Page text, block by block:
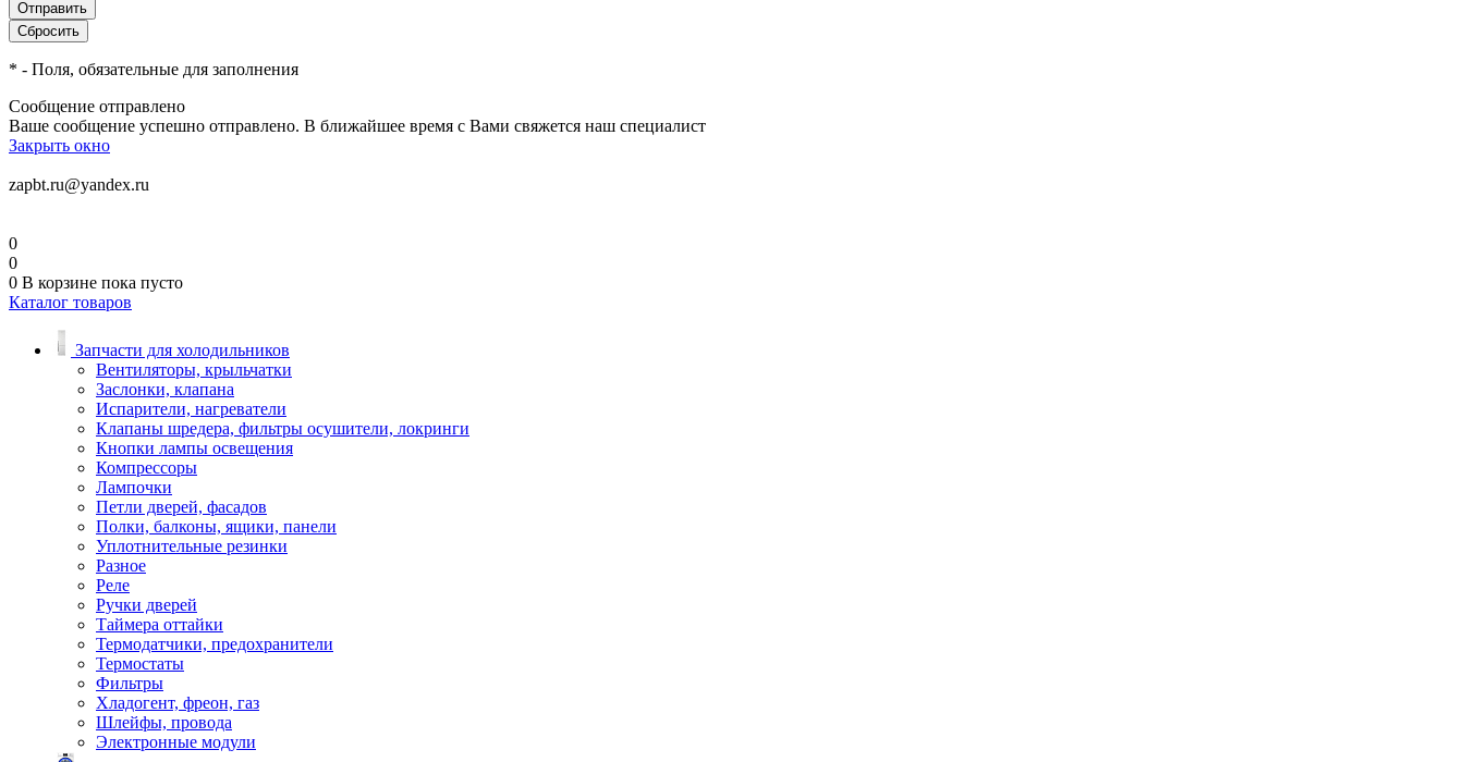
* - Поля, обязательные для заполнения
Сообщение отправлено
Ваше сообщение успешно отправлено. В ближайшее время с Вами свяжется наш специалист
Закрыть окно
zapbt.ru@yandex.ru
0
0
0 В корзине пока пусто
Каталог товаров
Запчасти для холодильников
Вентиляторы, крыльчатки
Заслонки, клапана
Испарители, нагреватели
Клапаны шредера, фильтры осушители, локринги
Кнопки лампы освещения
Компрессоры
Лампочки
Петли дверей, фасадов
Полки, балконы, ящики, панели
Уплотнительные резинки
Разное
Реле
Ручки дверей
Таймера оттайки
Термодатчики, предохранители
Термостаты
Фильтры
Хладогент, фреон, газ
Шлейфы, провода
Электронные модули